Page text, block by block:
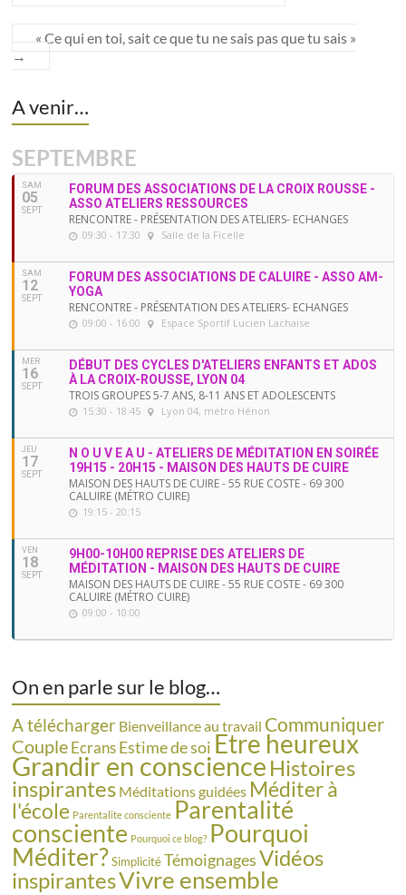
« Ce qui en toi, sait ce que tu ne sais pas que tu sais »
→
A venir…
SEPTEMBRE
SAM
05
SEPT
FORUM DES ASSOCIATIONS DE LA CROIX ROUSSE -
ASSO ATELIERS RESSOURCES
RENCONTRE - PRÉSENTATION DES ATELIERS- ECHANGES
09:30 - 17:30 Salle de la Ficelle
SAM
12
SEPT
FORUM DES ASSOCIATIONS DE CALUIRE - ASSO AM-
YOGA
RENCONTRE - PRÉSENTATION DES ATELIERS- ECHANGES
09:00 - 16:00 Espace Sportif Lucien Lachaise
MER
16
SEPT
DÉBUT DES CYCLES D'ATELIERS ENFANTS ET ADOS
À LA CROIX-ROUSSE, LYON 04
TROIS GROUPES 5-7 ANS, 8-11 ANS ET ADOLESCENTS
15:30 - 18:45 Lyon 04, métro Hénon
JEU
17
SEPT
N O U V E A U - ATELIERS DE MÉDITATION EN SOIRÉE
19H15 - 20H15 - MAISON DES HAUTS DE CUIRE
MAISON DES HAUTS DE CUIRE - 55 RUE COSTE - 69 300
CALUIRE (MÉTRO CUIRE)
19:15 - 20:15
VEN
18
SEPT
9H00-10H00 REPRISE DES ATELIERS DE
MÉDITATION - MAISON DES HAUTS DE CUIRE
MAISON DES HAUTS DE CUIRE - 55 RUE COSTE - 69 300
CALUIRE (MÉTRO CUIRE)
09:00 - 10:00
On en parle sur le blog…
A télécharger Bienveillance au travail Communiquer
CoupleEcransEstime de soi Etre heureux
Grandir en conscience Histoires
inspirantes Méditations guidées Méditer à
l'école Parentalite consciente Parentalité
consciente Pourquoi ce blog? Pourquoi
Méditer? Simplicité Témoignages Vidéos
inspirantesVivre ensemble